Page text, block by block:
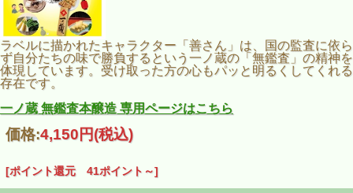
ラベルに描かれたキャラクター「善さん」は、国の監査に依ら
ず自分たちの味で勝負するという一ノ蔵の「無鑑査」の精神を
体現しています。受け取った方の心もパッと明るくしてくれる
存在です。
一ノ蔵 無鑑査本醸造 専用ページはこちら
価格:4,150円(税込)
[ポイント還元 41ポイント～]